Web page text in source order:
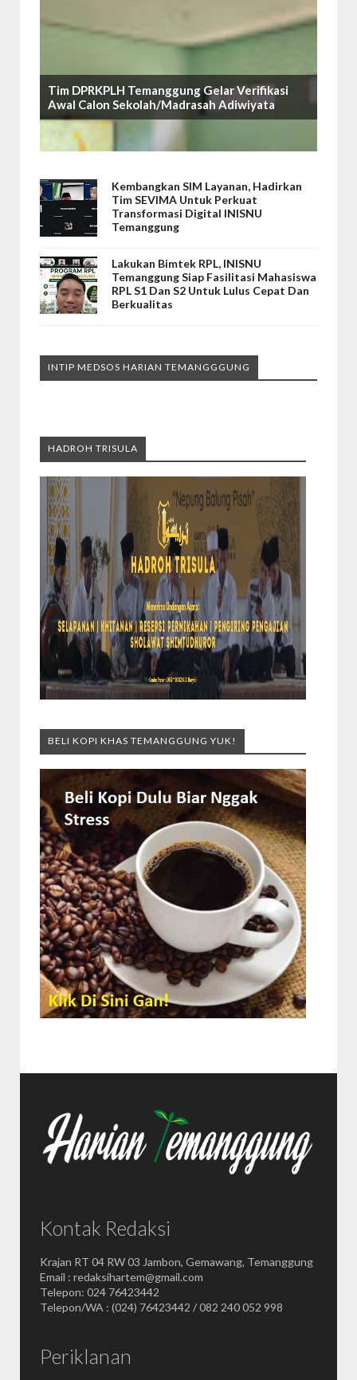
Tim DPRKPLH Temanggung Gelar Verifikasi
Awal Calon Sekolah/Madrasah Adiwiyata
Kembangkan SIM Layanan, Hadirkan
Tim SEVIMA Untuk Perkuat
Transformasi Digital INISNU
Temanggung
Lakukan Bimtek RPL, INISNU
Temanggung Siap Fasilitasi Mahasiswa
RPL S1 Dan S2 Untuk Lulus Cepat Dan
Berkualitas
INTIP MEDSOS HARIAN TEMANGGGUNG
HADROH TRISULA
BELI KOPI KHAS TEMANGGUNG YUK!
Kontak Redaksi
Krajan RT 04 RW 03 Jambon, Gemawang, Temanggung
Email : redaksihartem@gmail.com
Telepon: 024 76423442
Telepon/WA : (024) 76423442 / 082 240 052 998
Periklanan